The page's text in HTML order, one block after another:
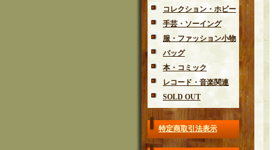
コレクション・ホビー
手芸・ソーイング
服・ファッション小物
バッグ
本・コミック
レコード・音楽関連
SOLD OUT
特定商取引法表示